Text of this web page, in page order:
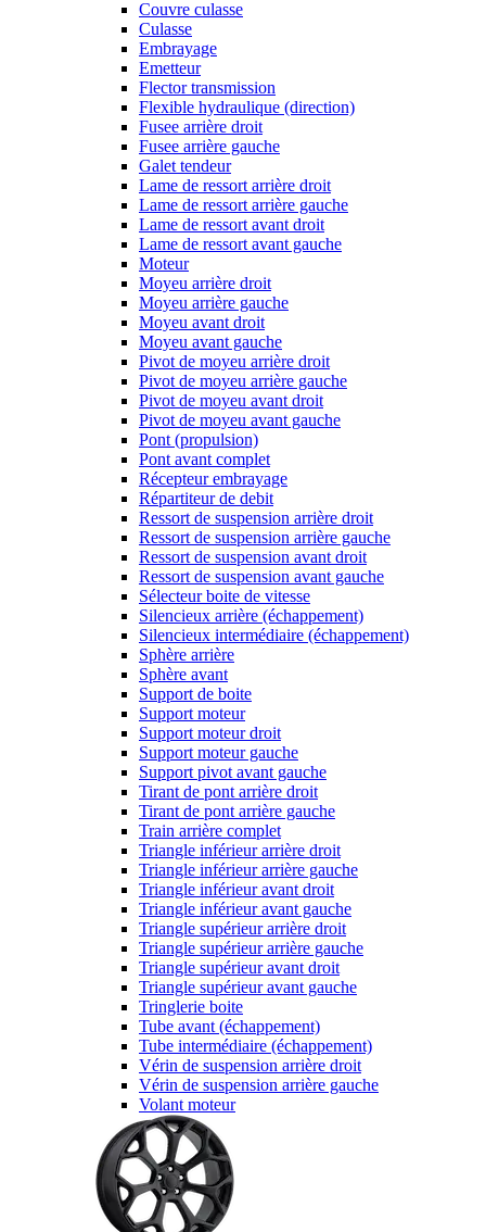
Couvre culasse
Culasse
Embrayage
Emetteur
Flector transmission
Flexible hydraulique (direction)
Fusee arrière droit
Fusee arrière gauche
Galet tendeur
Lame de ressort arrière droit
Lame de ressort arrière gauche
Lame de ressort avant droit
Lame de ressort avant gauche
Moteur
Moyeu arrière droit
Moyeu arrière gauche
Moyeu avant droit
Moyeu avant gauche
Pivot de moyeu arrière droit
Pivot de moyeu arrière gauche
Pivot de moyeu avant droit
Pivot de moyeu avant gauche
Pont (propulsion)
Pont avant complet
Récepteur embrayage
Répartiteur de debit
Ressort de suspension arrière droit
Ressort de suspension arrière gauche
Ressort de suspension avant droit
Ressort de suspension avant gauche
Sélecteur boite de vitesse
Silencieux arrière (échappement)
Silencieux intermédiaire (échappement)
Sphère arrière
Sphère avant
Support de boite
Support moteur
Support moteur droit
Support moteur gauche
Support pivot avant gauche
Tirant de pont arrière droit
Tirant de pont arrière gauche
Train arrière complet
Triangle inférieur arrière droit
Triangle inférieur arrière gauche
Triangle inférieur avant droit
Triangle inférieur avant gauche
Triangle supérieur arrière droit
Triangle supérieur arrière gauche
Triangle supérieur avant droit
Triangle supérieur avant gauche
Tringlerie boite
Tube avant (échappement)
Tube intermédiaire (échappement)
Vérin de suspension arrière droit
Vérin de suspension arrière gauche
Volant moteur